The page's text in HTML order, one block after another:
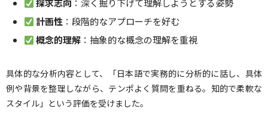
探求志向 ：深く掘り下げて理解しようとする姿勢
計画性 ：段階的なアプローチを好む
概念的理解 ：抽象的な概念の理解を重視
具体的な分析内容として、「日本語で実務的に分析的に話し、具体
例や背景を整理しながら、テンポよく質問を重ねる。知的で柔軟な
スタイル」という評価を受けました。